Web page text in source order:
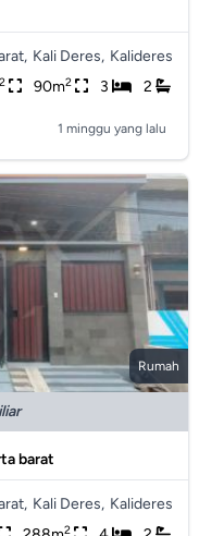
Kali Deres, Kalideres
2 90m2 3 2
1 minggu yang lalu
Rumah
barat
Kali Deres, Kalideres
2